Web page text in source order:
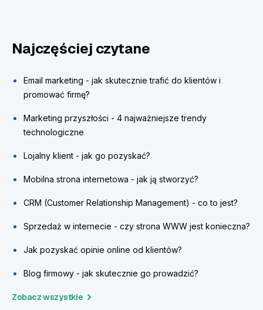
Najczęściej czytane
Email marketing - jak skutecznie trafić do klientów i
promować firmę?
Marketing przyszłości - 4 najważniejsze trendy
technologiczne
Lojalny klient - jak go pozyskać?
Mobilna strona internetowa - jak ją stworzyć?
CRM (Customer Relationship Management) - co to jest?
Sprzedaż w internecie - czy strona WWW jest konieczna?
Jak pozyskać opinie online od klientów?
Blog firmowy - jak skutecznie go prowadzić?
Zobacz wszystkie